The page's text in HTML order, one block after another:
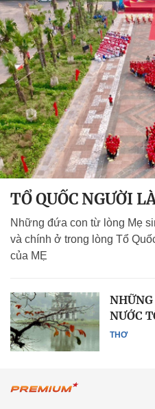
TỔ QUỐC NGƯỜI
Những đứa con từ lòng Mẹ
và chính ở trong lòng Tổ
của MẸ
THƠ
NƯỚC